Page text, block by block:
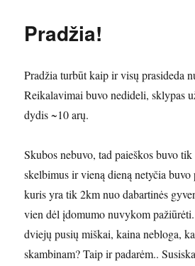
Pradžia!
Pradžia turbūt kaip ir visų prasideda
Reikalavimai buvo nedideli, sklypas
dydis ~10 arų.
Skubos nebuvo, tad paieškos buvo
skelbimus ir vieną dieną netyčia buvo
kuris yra tik 2km nuo dabartinės
vien dėl įdomumo nuvykom
dviejų pusių miškai, kaina nebloga,
skambinam? Taip ir padarėm..